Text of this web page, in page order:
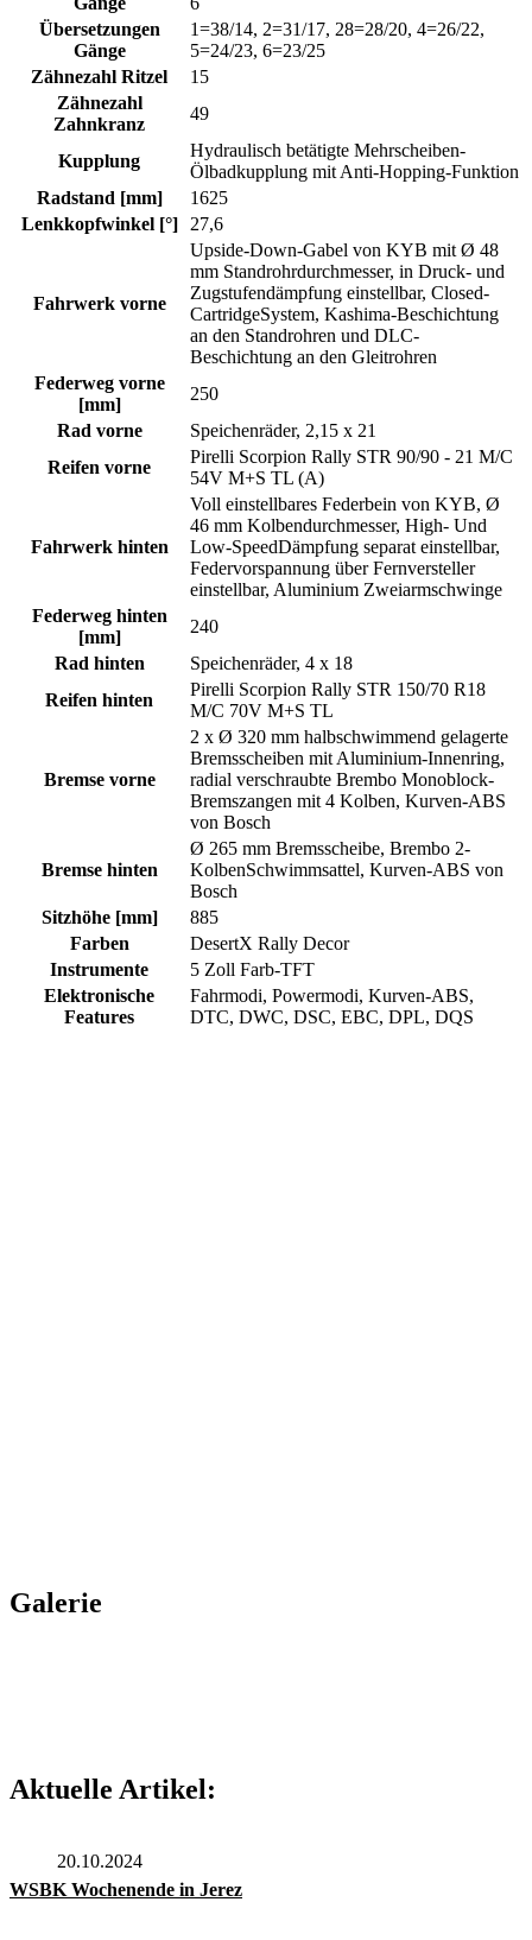
Übersetzungen
Gänge
1=38/14, 2=31/17, 28=28/20, 4=26/22,
5=24/23, 6=23/25
Zähnezahl Ritzel
15
Zähnezahl
Zahnkranz
49
Kupplung
Hydraulisch betätigte Mehrscheiben-
Ölbadkupplung mit Anti-Hopping-Funktion
Radstand [mm]
1625
Lenkkopfwinkel [°]
27,6
Fahrwerk vorne
Upside-Down-Gabel von KYB mit Ø 48
mm Standrohrdurchmesser, in Druck- und
Zugstufendämpfung einstellbar, Closed-
CartridgeSystem, Kashima-Beschichtung
an den Standrohren und DLC-
Beschichtung an den Gleitrohren
Federweg vorne
[mm]
250
Rad vorne
Speichenräder, 2,15 x 21
Reifen vorne
Pirelli Scorpion Rally STR 90/90 - 21 M/C
54V M+S TL (A)
Fahrwerk hinten
Voll einstellbares Federbein von KYB, Ø
46 mm Kolbendurchmesser, High- Und
Low-SpeedDämpfung separat einstellbar,
Federvorspannung über Fernversteller
einstellbar, Aluminium Zweiarmschwinge
Federweg hinten
[mm]
240
Rad hinten
Speichenräder, 4 x 18
Reifen hinten
Pirelli Scorpion Rally STR 150/70 R18
M/C 70V M+S TL
Bremse vorne
2 x Ø 320 mm halbschwimmend gelagerte
Bremsscheiben mit Aluminium-Innenring,
radial verschraubte Brembo Monoblock-
Bremszangen mit 4 Kolben, Kurven-ABS
von Bosch
Bremse hinten
Ø 265 mm Bremsscheibe, Brembo 2-
KolbenSchwimmsattel, Kurven-ABS von
Bosch
Sitzhöhe [mm]
885
Farben
DesertX Rally Decor
Instrumente
5 Zoll Farb-TFT
Elektronische
Features
Fahrmodi, Powermodi, Kurven-ABS,
DTC, DWC, DSC, EBC, DPL, DQS
Galerie
Aktuelle Artikel:
20.10.2024
WSBK Wochenende in Jerez